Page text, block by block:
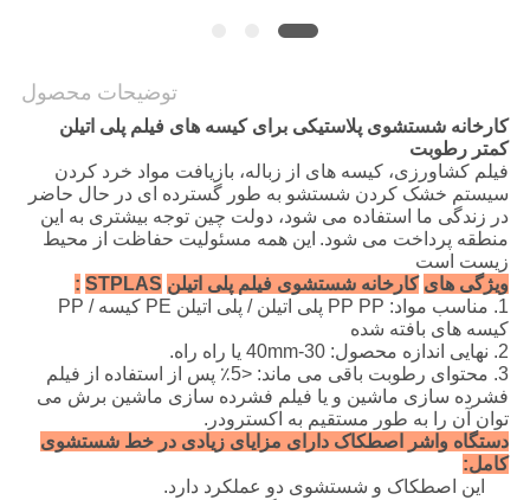
PRIVACY
POLICY
توضیحات محصول
کارخانه شستشوی پلاستیکی برای کیسه های فیلم پلی اتیلن
کمتر رطوبت
فیلم کشاورزی، کیسه های از زباله، بازیافت مواد خرد کردن
سیستم خشک کردن شستشو به طور گسترده ای در حال حاضر
در زندگی ما استفاده می شود، دولت چین توجه بیشتری به این
منطقه پرداخت می شود. این همه مسئولیت حفاظت از محیط
زیست است
ویژگی های کارخانه شستشوی فیلم پلی اتیلن STPLAS
:
1. مناسب مواد: PP PP پلی اتیلن / پلی اتیلن PE کیسه / PP
کیسه های بافته شده
2. نهایی اندازه محصول: 30-40mm یا راه راه.
3. محتوای رطوبت باقی می ماند: <5٪ پس از استفاده از فیلم
فشرده سازی ماشین و یا فیلم فشرده سازی ماشین برش می
توان آن را به طور مستقیم به اکسترودر.
دستگاه واشر اصطکاک دارای مزایای زیادی در خط شستشوی
کامل:
این اصطکاک و شستشوی دو عملکرد دارد.